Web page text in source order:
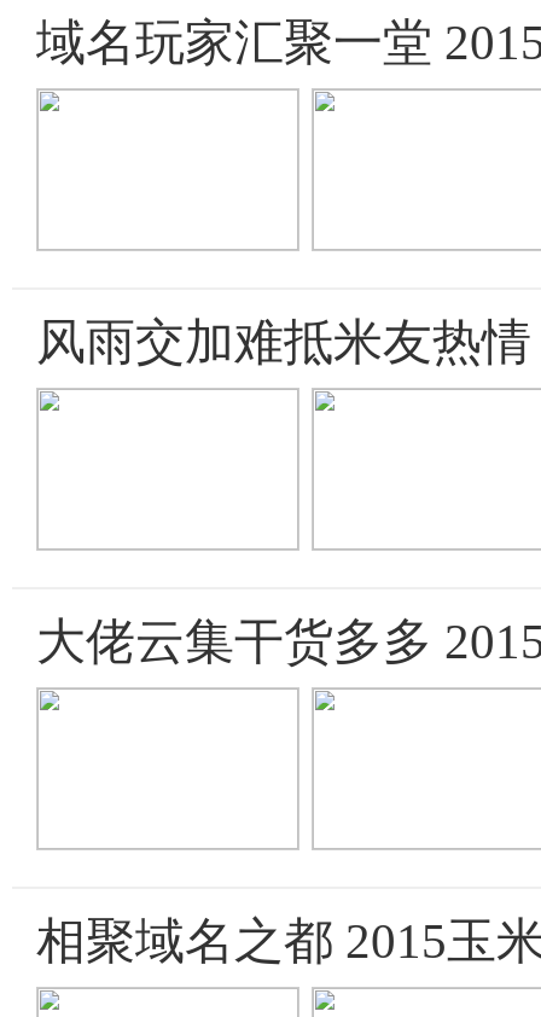
域名玩家汇聚一堂
风雨交加难抵米友热
大佬云集干货多多
相聚域名之都 2015玉